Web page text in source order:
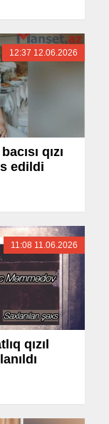
12:37 12.06.2026
qızı
edildi
11:08 11.06.2026
qızıl